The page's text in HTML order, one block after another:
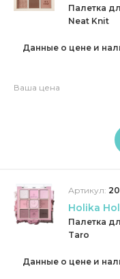
Палетка
Neat Knit
Данные о цене и
Ваша цена
Артикул:
Holika
Палетка
Taro
Данные о цене и